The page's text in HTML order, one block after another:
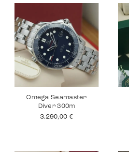
Omega Seamaster
Diver 300m
3.290,00 €